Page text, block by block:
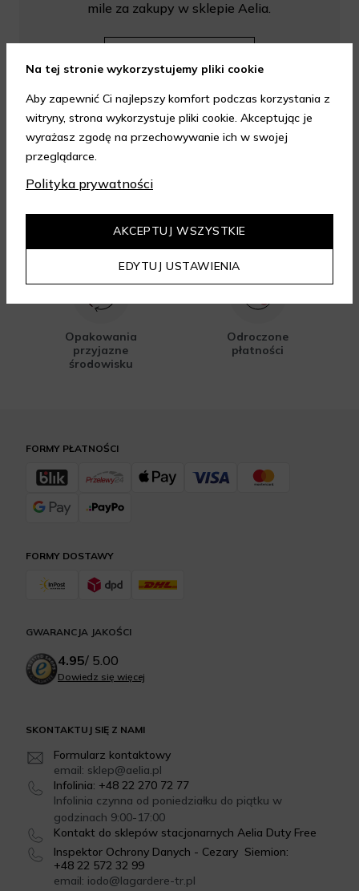
mile za zakupy w sklepie Aelia.
Dostawa nawet na
Gratis 2 próbki do
zamówienia
Opakowania
przyjazne
środowisku
Odroczone
płatności
SKONTAKTUJ SIĘ Z NAMI
Formularz kontaktowy
email: sklep@aelia.pl
Infolinia: +48 22 270 72 77
Infolinia czynna od poniedziałku do piątku w
godzinach 9:00-17:00
Kontakt do sklepów stacjonarnych Aelia Duty Free
Inspektor Ochrony Danych - Cezary Siemion:
+48 22 572 32 99
email: iodo@lagardere-tr.pl
FORMY DOSTAWY
FORMY PŁATNOŚCI
GWARANCJA JAKOŚCI
4.95/ 5.00
Dowiedz się więcej
Na tej stronie wykorzystujemy pliki cookie
Aby zapewnić Ci najlepszy komfort podczas korzystania z
witryny, strona wykorzystuje pliki cookie. Akceptując je
wyrażasz zgodę na przechowywanie ich w swojej
przeglądarce.
Polityka prywatności
EDYTUJ USTAWIENIA
AKCEPTUJ WSZYSTKIE